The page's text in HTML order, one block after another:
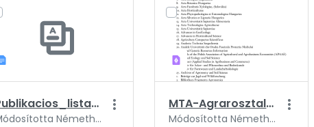
Publikacios_lista_urlap.doc
Módosította Németh Szabolcs, ennyi ideje: 3 év.
MTA-Agrarosztaly-04_folyoiratlista.pdf
Módosította Németh Szabolcs, ennyi ideje: 3 év.